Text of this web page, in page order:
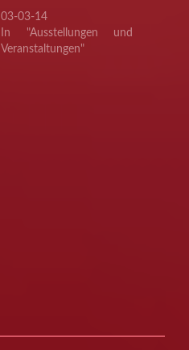
03-03-14
In "Ausstellungen und
Veranstaltungen"